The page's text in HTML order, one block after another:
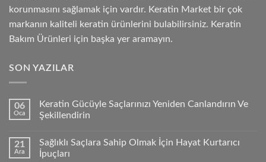
korunmasını sağlamak için vardır. Keratin Market bir çok
markanın kaliteli keratin ürünlerini bulabilirsiniz. Keratin
Bakım Ürünleri için başka yer aramayın.
SON YAZILAR
06
Oca
Keratin Gücüyle Saçlarınızı Yeniden Canlandırın Ve
Şekillendirin
21
Ara
Sağlıklı Saçlara Sahip Olmak İçin Hayat Kurtarıcı
İpuçları